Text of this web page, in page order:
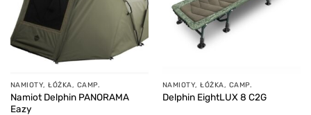
NAMIOTY, ŁÓŻKA, CAMP.
Namiot Delphin PANORAMA
Eazy
NAMIOTY, ŁÓŻKA, CAMP.
Delphin EightLUX 8 C2G